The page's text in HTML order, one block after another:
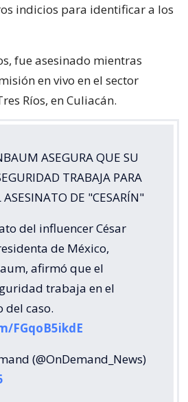
indicios para identificar a los
fue asesinado mientras
en vivo en el sector
Ríos, en Culiacán.
ASEGURA QUE SU
TRABAJA PARA
ASESINATO DE "CESARÍN"
del influencer César
de México,
afirmó que el
trabaja en el
del caso.
FGqoB5ikdE
(@OnDemand_News)